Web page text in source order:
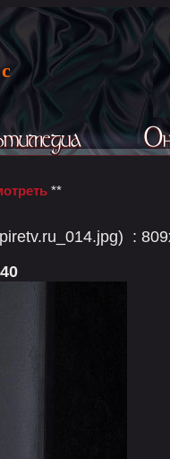
**
: